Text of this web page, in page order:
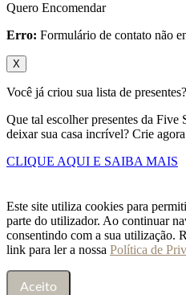
Quero Encomendar
Erro: Formulário de contato não
X
Você já criou sua lista de presentes?
Que tal escolher presentes da Five
deixar sua casa incrível? Crie
CLIQUE AQUI E SAIBA MAIS
Este site utiliza cookies para
parte do utilizador. Ao continuar
consentindo com a sua utilização.
link para ler a nossa Política de
Aceito